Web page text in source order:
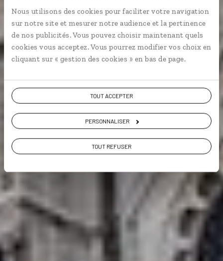
Nous utilisons des cookies pour faciliter votre navigation
sur notre site et mesurer notre audience et la pertinence
de nos publicités. Vous pouvez choisir maintenant quels
cookies vous acceptez. Vous pourrez modifier vos choix en
cliquant sur « gestion des cookies » en bas de page.
TOUT ACCEPTER
PERSONNALISER
TOUT REFUSER
Séjour handicap à Florence, dans un hôtel adapté.
Voyage & handicap